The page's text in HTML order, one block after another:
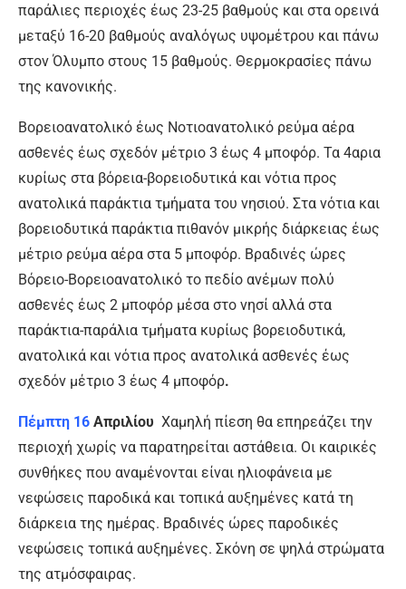
παράλιες περιοχές έως 23-25 βαθμούς και στα ορεινά
μεταξύ 16-20 βαθμούς αναλόγως υψομέτρου και πάνω
στον Όλυμπο στους 15 βαθμούς. Θερμοκρασίες πάνω
της κανονικής.
Βορειοανατολικό έως Νοτιοανατολικό ρεύμα αέρα
ασθενές έως σχεδόν μέτριο 3 έως 4 μποφόρ. Τα 4αρια
κυρίως στα βόρεια-βορειοδυτικά και νότια προς
ανατολικά παράκτια τμήματα του νησιού. Στα νότια και
βορειοδυτικά παράκτια πιθανόν μικρής διάρκειας έως
μέτριο ρεύμα αέρα στα 5 μποφόρ. Βραδινές ώρες
Βόρειο-Βορειοανατολικό το πεδίο ανέμων πολύ
ασθενές έως 2 μποφόρ μέσα στο νησί αλλά στα
παράκτια-παράλια τμήματα κυρίως βορειοδυτικά,
ανατολικά και νότια προς ανατολικά ασθενές έως
σχεδόν μέτριο 3 έως 4 μποφόρ.
Πέμπτη 16 Απριλίου Χαμηλή πίεση θα επηρεάζει την
περιοχή χωρίς να παρατηρείται αστάθεια. Οι καιρικές
συνθήκες που αναμένονται είναι ηλιοφάνεια με
νεφώσεις παροδικά και τοπικά αυξημένες κατά τη
διάρκεια της ημέρας. Βραδινές ώρες παροδικές
νεφώσεις τοπικά αυξημένες. Σκόνη σε ψηλά στρώματα
της ατμόσφαιρας.